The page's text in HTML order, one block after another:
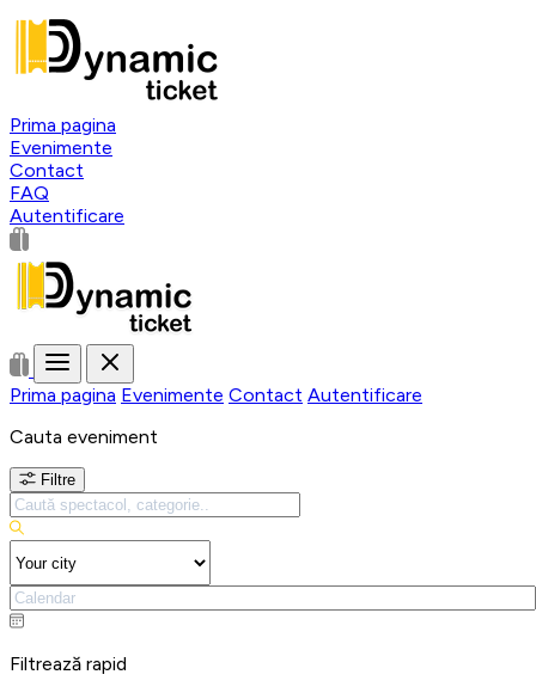
Prima pagina
Evenimente
Contact
FAQ
Autentificare
Prima pagina Evenimente Contact Autentificare
Cauta eveniment
Filtre
Filtrează rapid